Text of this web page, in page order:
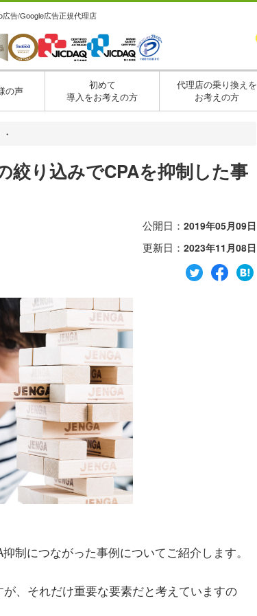
告/Google広告正規代理店
の声
初めて
導入をお考えの方
代理店の乗り換えを
お考えの方
絞り込みでCPAを抑制した事
公開日： 2019年05月09日
更新日： 2023年11月08日
制につながった事例についてご紹介します。
、それだけ重要な要素だと考えていますの